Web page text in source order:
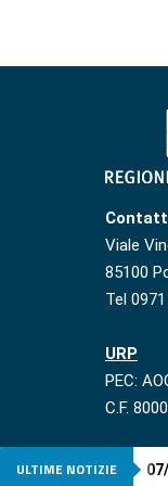
Viale
85100
Tel
URP
PEC:
C.F.
ULTIME NOTIZIE 07/